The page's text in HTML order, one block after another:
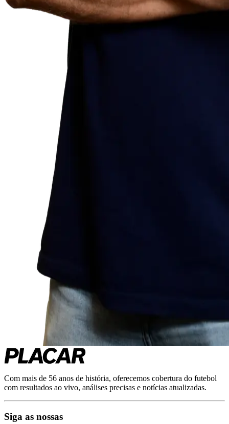
Com mais de 56 anos de história, oferecemos cobertura do futebol
com resultados ao vivo, análises precisas e notícias atualizadas.
Siga as nossas